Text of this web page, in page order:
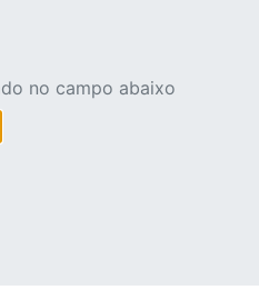
no campo abaixo